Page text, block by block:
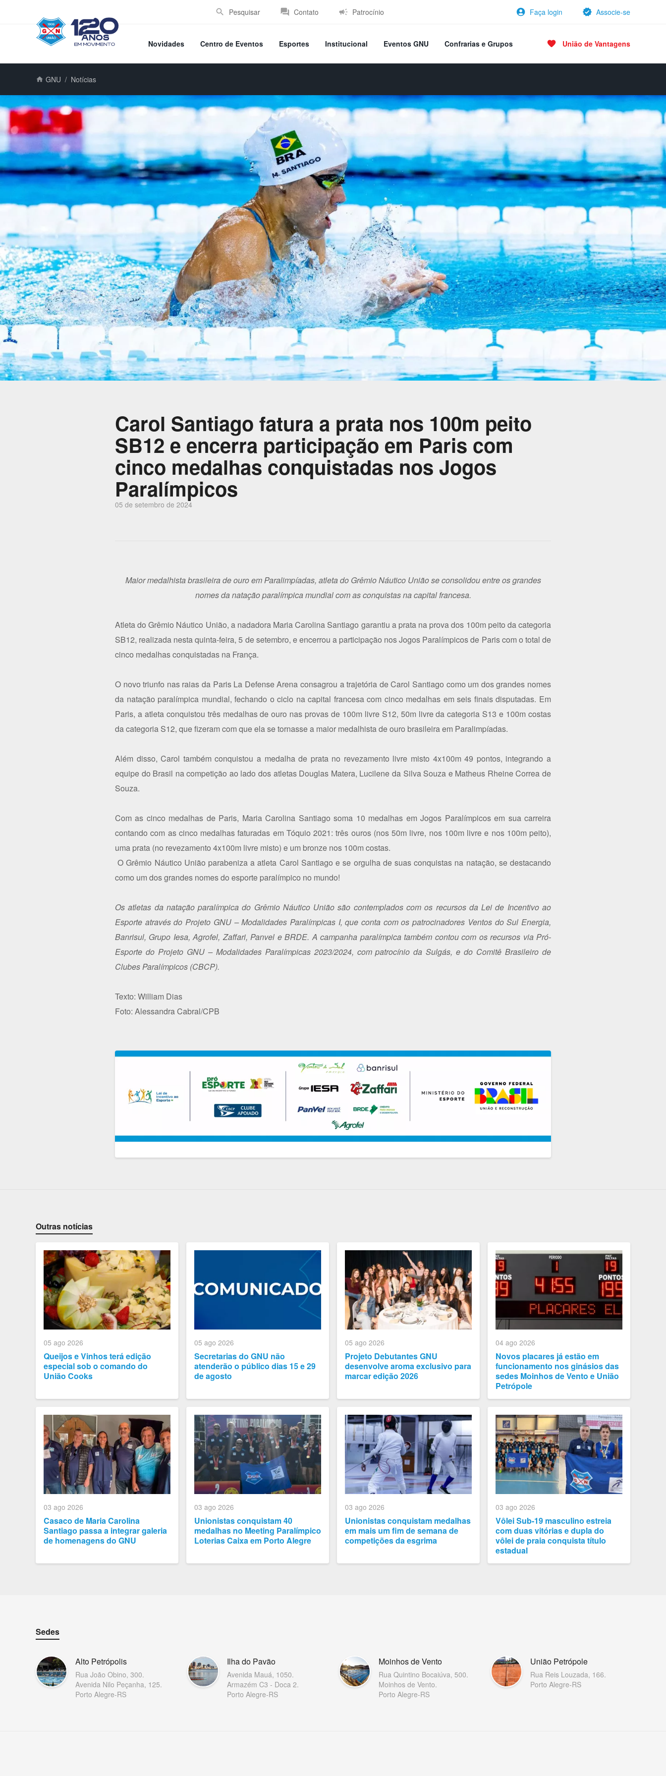
Novidades Centro de Eventos Esportes Institucional Eventos GNU Confrarias e Grupos União de Vantagens
Pesquisar Contato Patrocínio Faça login Associe-se
GNU Notícias
Carol Santiago fatura a prata nos 100m peito
SB12 e encerra participação em Paris com
cinco medalhas conquistadas nos Jogos
Paralímpicos
05 de setembro de 2024
Maior medalhista brasileira de ouro em Paralimpíadas, atleta do Grêmio Náutico União se consolidou entre os grandes
nomes da natação paralímpica mundial com as conquistas na capital francesa.
Atleta do Grêmio Náutico União, a nadadora Maria Carolina Santiago garantiu a prata na prova dos 100m peito da categoria
SB12, realizada nesta quinta-feira, 5 de setembro, e encerrou a participação nos Jogos Paralímpicos de Paris com o total de
cinco medalhas conquistadas na França.
O novo triunfo nas raias da Paris La Defense Arena consagrou a trajetória de Carol Santiago como um dos grandes nomes
da natação paralímpica mundial, fechando o ciclo na capital francesa com cinco medalhas em seis finais disputadas. Em
Paris, a atleta conquistou três medalhas de ouro nas provas de 100m livre S12, 50m livre da categoria S13 e 100m costas
da categoria S12, que fizeram com que ela se tornasse a maior medalhista de ouro brasileira em Paralimpíadas.
Além disso, Carol também conquistou a medalha de prata no revezamento livre misto 4x100m 49 pontos, integrando a
equipe do Brasil na competição ao lado dos atletas Douglas Matera, Lucilene da Silva Souza e Matheus Rheine Correa de
Souza.
Com as cinco medalhas de Paris, Maria Carolina Santiago soma 10 medalhas em Jogos Paralímpicos em sua carreira
contando com as cinco medalhas faturadas em Tóquio 2021: três ouros (nos 50m livre, nos 100m livre e nos 100m peito),
uma prata (no revezamento 4x100m livre misto) e um bronze nos 100m costas.
O Grêmio Náutico União parabeniza a atleta Carol Santiago e se orgulha de suas conquistas na natação, se destacando
como um dos grandes nomes do esporte paralímpico no mundo!
Os atletas da natação paralímpica do Grêmio Náutico União são contemplados com os recursos da Lei de Incentivo ao
Esporte através do Projeto GNU – Modalidades Paralímpicas I, que conta com os patrocinadores Ventos do Sul Energia,
Banrisul, Grupo Iesa, Agrofel, Zaffari, Panvel e BRDE. A campanha paralímpica também contou com os recursos via Pró-
Esporte do Projeto GNU – Modalidades Paralímpicas 2023/2024, com patrocínio da Sulgás, e do Comitê Brasileiro de
Clubes Paralímpicos (CBCP).
Texto: William Dias
Foto: Alessandra Cabral/CPB
Outras notícias
05 ago 2026
Queijos e Vinhos terá edição
especial sob o comando do
União Cooks
05 ago 2026
Secretarias do GNU não
atenderão o público dias 15 e 29
de agosto
05 ago 2026
Projeto Debutantes GNU
desenvolve aroma exclusivo para
marcar edição 2026
04 ago 2026
Novos placares já estão em
funcionamento nos ginásios das
sedes Moinhos de Vento e União
Petrópole
03 ago 2026
Casaco de Maria Carolina
Santiago passa a integrar galeria
de homenagens do GNU
03 ago 2026
Unionistas conquistam 40
medalhas no Meeting Paralímpico
Loterias Caixa em Porto Alegre
03 ago 2026
Unionistas conquistam medalhas
em mais um fim de semana de
competições da esgrima
03 ago 2026
Vôlei Sub-19 masculino estreia
com duas vitórias e dupla do
vôlei de praia conquista título
estadual
Sedes
Alto Petrópolis
Rua João Obino, 300.
Avenida Nilo Peçanha, 125.
Porto Alegre-RS
Ilha do Pavão
Avenida Mauá, 1050.
Armazém C3 - Doca 2.
Porto Alegre-RS
Moinhos de Vento
Rua Quintino Bocaiúva, 500.
Moinhos de Vento.
Porto Alegre-RS
União Petrópole
Rua Reis Louzada, 166.
Porto Alegre-RS